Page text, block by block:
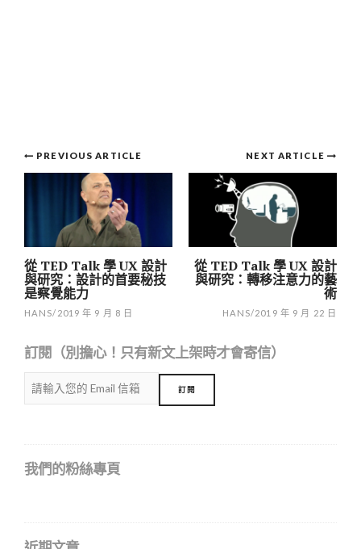
Post
navigation
NEXT ARTICLE
從 TED Talk 學 UX 設計
與研究：轉移注意力的藝
術
HANS/2019 年 9 月 22 日
PREVIOUS ARTICLE
從 TED Talk 學 UX 設計
與研究：設計的首要秘技
是察覺能力
HANS/ 2019 年 9 月 8 日
訂閱（別擔心！只有新文上架時才會寄信）
我們的粉絲專頁